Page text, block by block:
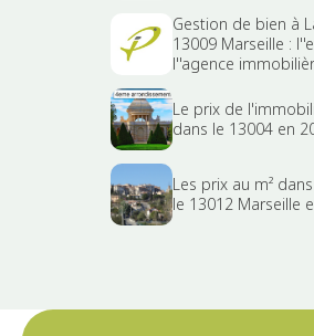
Gestion de bien à
13009 Marseille :
l''agence
Le prix de
dans le 13004 en
Les prix au m²
le 13012 Marseille